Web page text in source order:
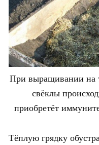
При выращивании на
свёклы
приобретёт
Тёплую грядку